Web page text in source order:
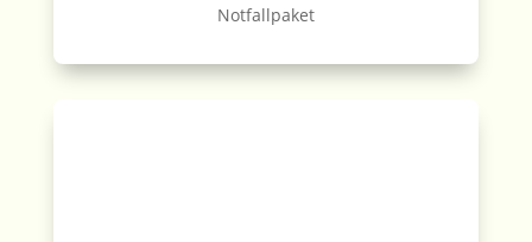
Notfallpaket